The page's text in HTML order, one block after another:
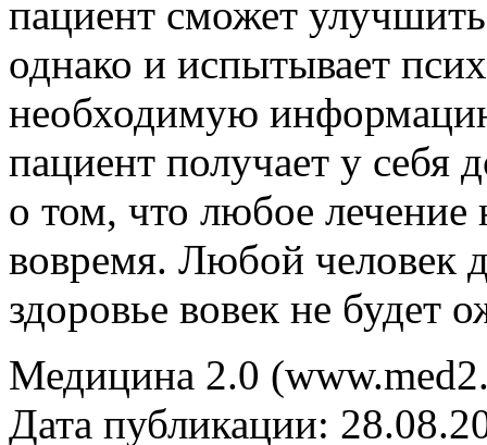
пациент сможет
однако и испытывает
необходимую
пациент получает у себя
о том, что любое лечение
вовремя. Любой человек
здоровье вовек не будет
Медицина 2.0
Дата публикации: